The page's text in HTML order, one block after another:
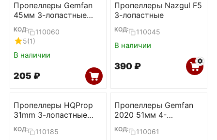
Пропеллеры Gemfan
45мм 3-лопастные
1.5мм (Clear gray,
2L+2R)
КОД:
110060
5(1)
В наличии
‍205‍ ₽
Пропеллеры Nazgul F5
3-лопастные
КОД: 110045
В наличии
‍390‍ ₽
Пропеллеры HQProp
31mm 3-лопастные
Ultralight 1.0мм
КОД: 110185
Пропеллеры Gemfan
2020 51мм 4-
лопастные 1.5мм
(4L+4R)
КОД: 110061